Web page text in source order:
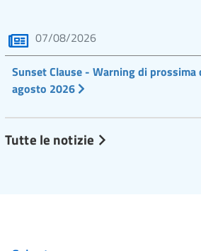
07/08/2026
Sunset Clause - Warning di prossima
agosto 2026
Tutte le notizie